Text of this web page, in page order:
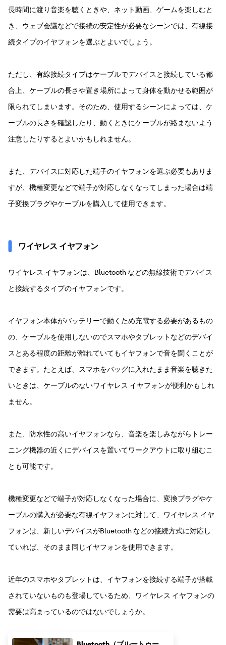
長時間に渡り音楽を聴くときや、ネット動画、ゲームを楽しむと
き、ウェブ会議などで接続の安定性が必要なシーンでは、有線接
続タイプのイヤフォンを選ぶとよいでしょう。
ただし、有線接続タイプはケーブルでデバイスと接続している都
合上、ケーブルの長さや置き場所によって身体を動かせる範囲が
限られてしまいます。そのため、使用するシーンによっては、ケ
ーブルの長さを確認したり、動くときにケーブルが絡まないよう
注意したりするとよいかもしれません。
また、デバイスに対応した端子のイヤフォンを選ぶ必要もありま
すが、機種変更などで端子が対応しなくなってしまった場合は端
子変換プラグやケーブルを購入して使用できます。
ワイヤレス イヤフォン
ワイヤレス イヤフォンは、Bluetooth などの無線技術でデバイス
と接続するタイプのイヤフォンです。
イヤフォン本体がバッテリーで動くため充電する必要があるもの
の、ケーブルを使用しないのでスマホやタブレットなどのデバイ
スとある程度の距離が離れていてもイヤフォンで音を聞くことが
できます。たとえば、スマホをバッグに入れたまま音楽を聴きた
いときは、ケーブルのないワイヤレス イヤフォンが便利かもしれ
ません。
また、防水性の高いイヤフォンなら、音楽を楽しみながらトレー
ニング機器の近くにデバイスを置いてワークアウトに取り組むこ
とも可能です。
機種変更などで端子が対応しなくなった場合に、変換プラグやケ
ーブルの購入が必要な有線イヤフォンに対して、ワイヤレス イヤ
フォンは、新しいデバイスがBluetooth などの接続方式に対応し
ていれば、そのまま同じイヤフォンを使用できます。
近年のスマホやタブレットは、イヤフォンを接続する端子が搭載
されていないものも登場しているため、ワイヤレス イヤフォンの
需要は高まっているのではないでしょうか。